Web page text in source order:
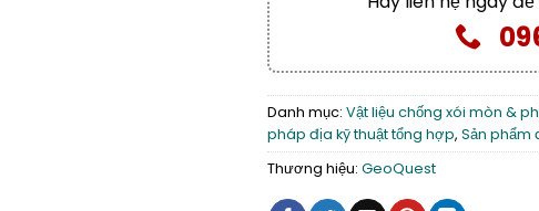
Danh mục: Vật liệu chống xói mòn &
pháp địa kỹ thuật tổng hợp, Sản phẩm
Thương hiệu: GeoQuest